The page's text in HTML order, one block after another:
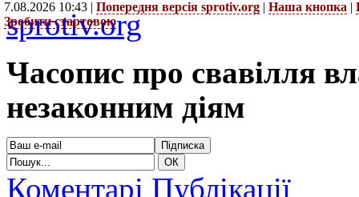
7.08.2026 10:43 | Попередня версія sprotiv.org | Наша кнопка |
Зробити стартовою
sprotiv.org
Часопис про свавілля
незаконним діям
Коментарі Публікації